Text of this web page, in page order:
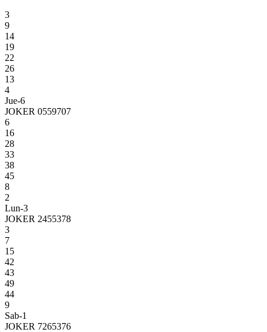
3
9
14
19
22
26
13
4
Jue-6
JOKER 0559707
6
16
28
33
38
45
8
2
Lun-3
JOKER 2455378
3
7
15
42
43
49
44
9
Sab-1
JOKER 7265376